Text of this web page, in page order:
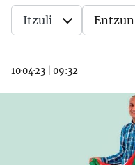
10·04·23 09:32
Itzuli Entzun